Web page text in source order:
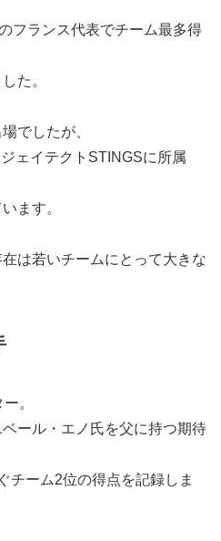
フランス代表でチーム最多得
た。
でしたが、
ェイテクトSTINGSに所属
ます。
は若いチームにとって大きな
。
ール・エノ氏を父に持つ期待
チーム2位の得点を記録しま